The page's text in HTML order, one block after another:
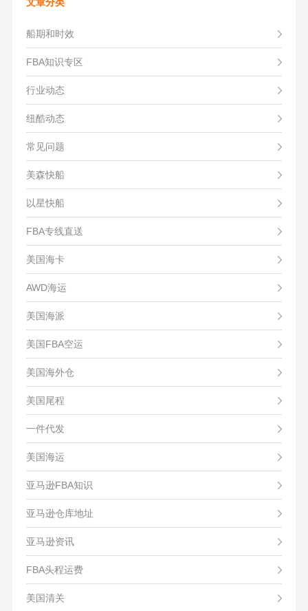
文章分类
船期和时效
FBA知识专区
行业动态
纽酷动态
常见问题
美森快船
以星快船
FBA专线直送
美国海卡
AWD海运
美国海派
美国FBA空运
美国海外仓
美国尾程
一件代发
美国海运
亚马逊FBA知识
亚马逊仓库地址
亚马逊资讯
FBA头程运费
美国清关